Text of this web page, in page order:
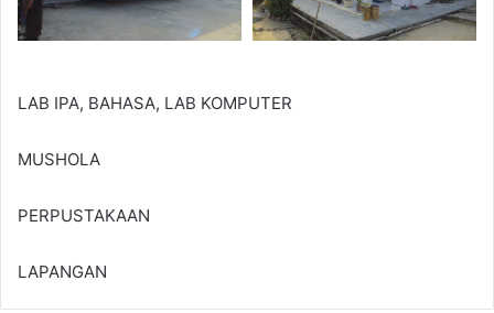
LAB IPA, BAHASA, LAB KOMPUTER
MUSHOLA
PERPUSTAKAAN
LAPANGAN